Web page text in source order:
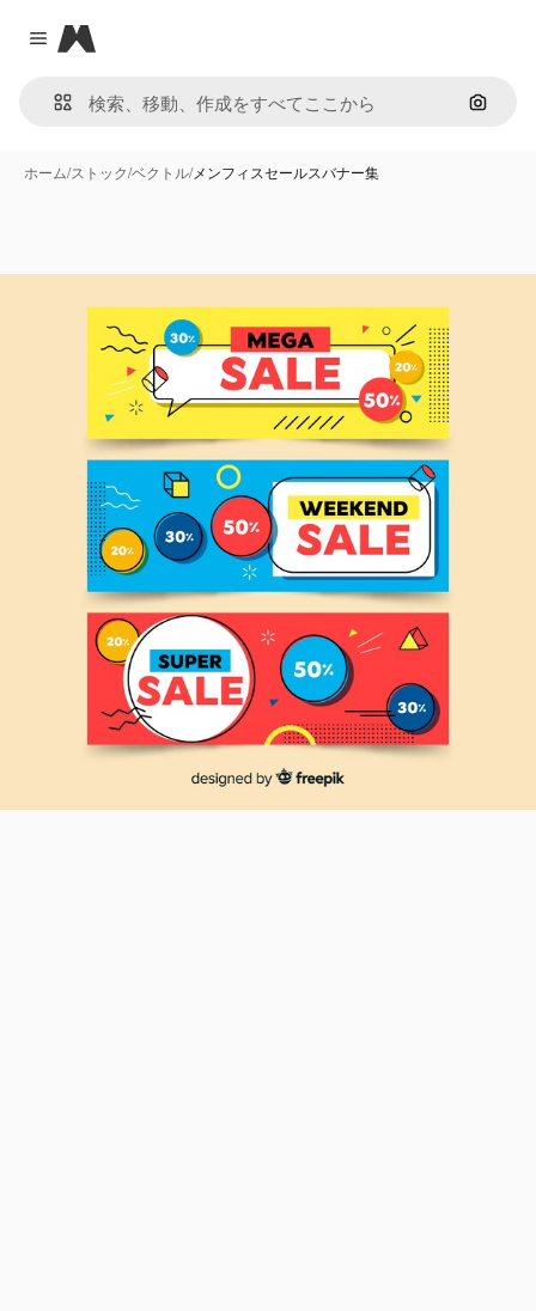
Close menu
Magnific
画像で
ホーム/ストック/ベクトル/メンフィスセールスバナー集